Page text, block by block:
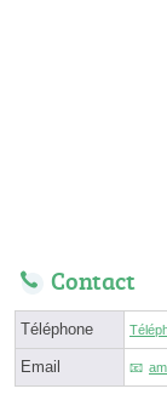
Contact
Téléphone
Email